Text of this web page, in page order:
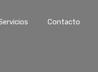
Contacto